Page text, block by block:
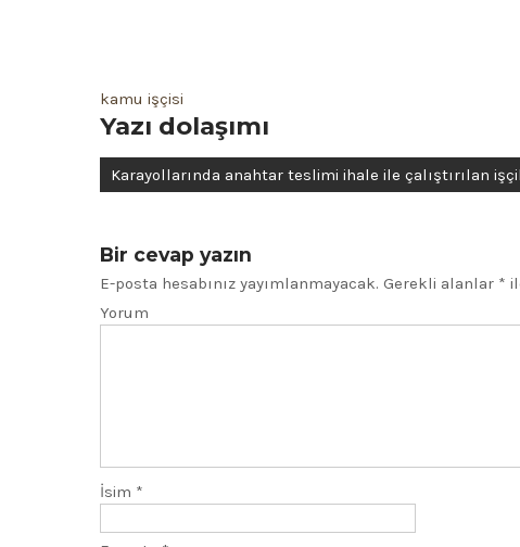
kamu işçisi
Yazı dolaşımı
Karayollarında anahtar teslimi ihale ile çalıştırılan
Bir cevap yazın
E-posta hesabınız yayımlanmayacak. Gerekli alanlar *
Yorum
İsim *